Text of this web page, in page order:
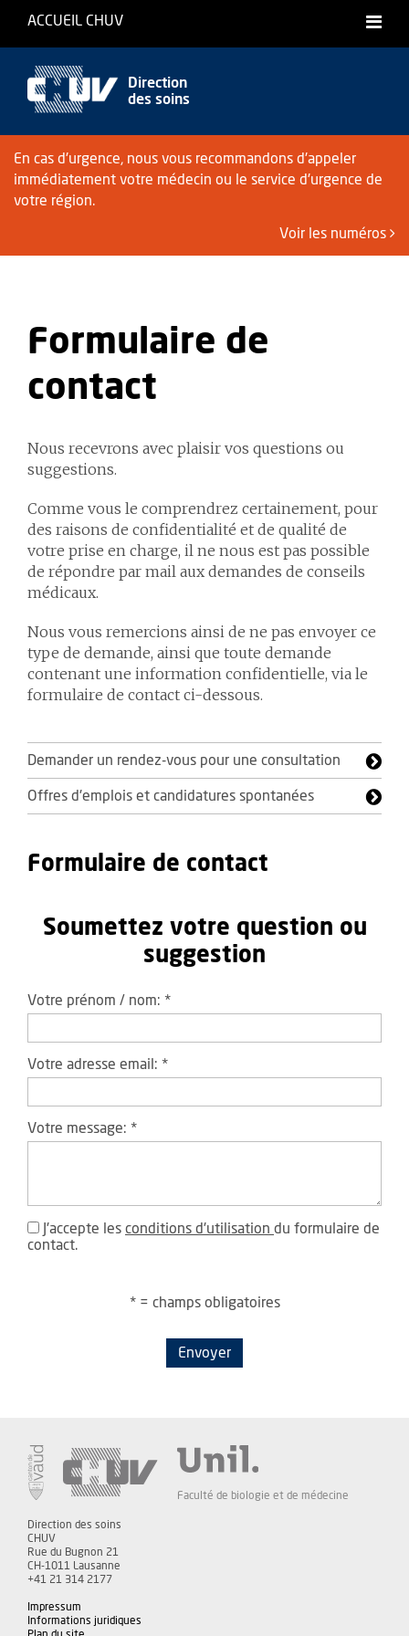
ACCUEIL CHUV
Direction
des soins
En cas d'urgence, nous vous recommandons d'appeler
immédiatement votre médecin ou le service d'urgence de
votre région.
Voir les numéros
Formulaire de
contact
Nous recevrons avec plaisir vos questions ou
suggestions.
Comme vous le comprendrez certainement, pour
des raisons de confidentialité et de qualité de
votre prise en charge, il ne nous est pas possible
de répondre par mail aux demandes de conseils
médicaux.
Nous vous remercions ainsi de ne pas envoyer ce
type de demande, ainsi que toute demande
contenant une information confidentielle, via le
formulaire de contact ci-dessous.
Demander un rendez-vous pour une consultation
Offres d'emplois et candidatures spontanées
Formulaire de contact
Soumettez votre question ou
suggestion
Votre prénom / nom: *
Votre adresse email: *
Votre message: *
J'accepte les conditions d'utilisation du formulaire de
contact.
* = champs obligatoires
Envoyer
Faculté de biologie et de médecine
Direction des soins
CHUV
Rue du Bugnon 21
CH-1011 Lausanne
+41 21 314 2177
Impressum
Informations juridiques